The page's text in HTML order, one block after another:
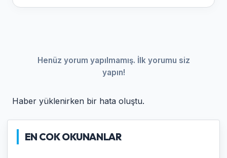
Henüz yorum yapılmamış. İlk yorumu siz
yapın!
Haber yüklenirken bir hata oluştu.
EN COK OKUNANLAR